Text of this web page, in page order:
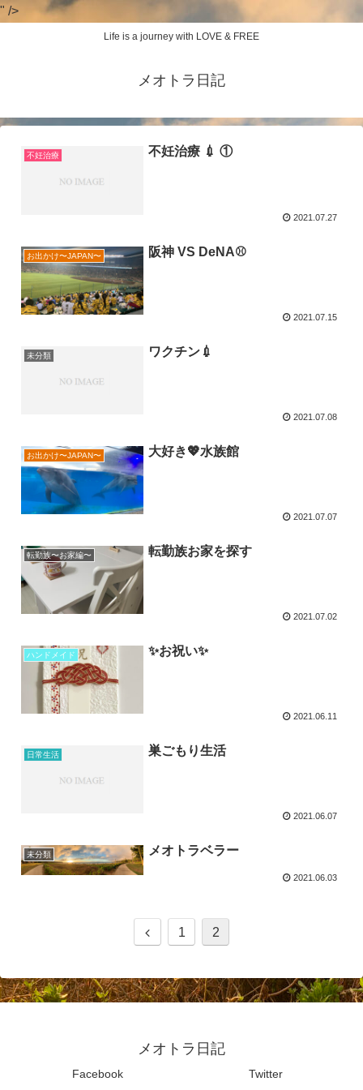
" />
Life is a journey with LOVE & FREE
メオトラ日記
不妊治療 不妊治療 💉 ①
2021.07.27
お出かけ〜JAPAN〜 阪神 VS DeNA⚾️
2021.07.15
未分類 ワクチン💉
2021.07.08
お出かけ〜JAPAN〜 大好き💖水族館
2021.07.07
転勤族〜お家編〜 転勤族お家を探す
2021.07.02
ハンドメイド ✨お祝い✨
2021.06.11
日常生活 巣ごもり生活
2021.06.07
未分類 メオトラベラー
2021.06.03
1 2
メオトラ日記
Facebook Twitter